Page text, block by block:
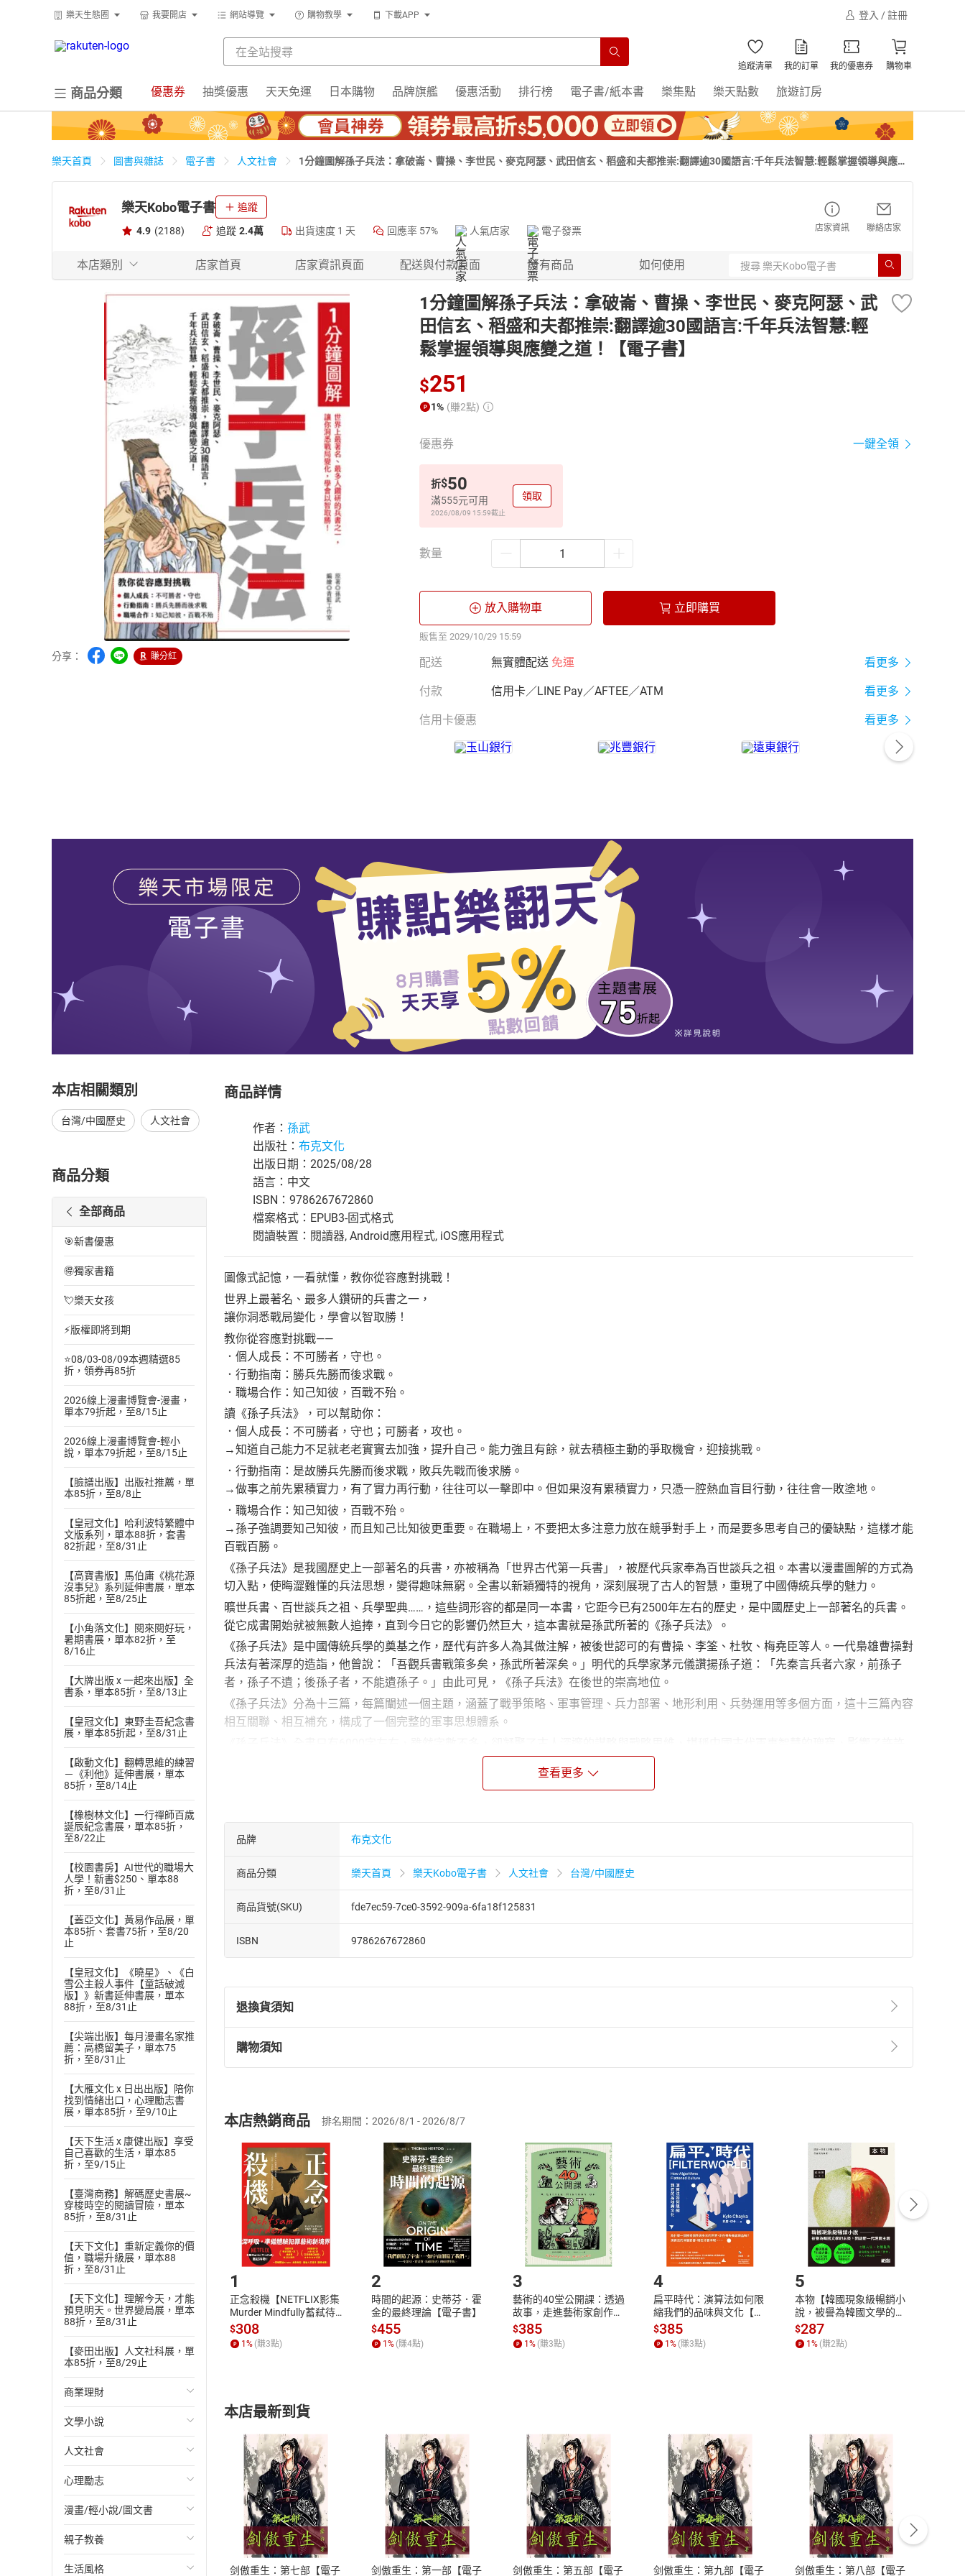
樂天生態圈 我要開店 網站導覽 購物教學 下載APP 登入 / 註冊
追蹤清單 我的訂單 我的優惠券 購物車
商品分類 優惠券 抽獎優惠 天天免運 日本購物 品牌旗艦 優惠活動 排行榜 電子書/紙本書 樂集點 樂天點數 旅遊訂房
樂天首頁 圖書與雜誌 電子書 人文社會
1分鐘圖解孫子兵法：拿破崙、曹操、李世民、麥克阿瑟、武田信玄、稻盛和夫都推崇:翻譯逾30國語言:千年兵法智慧:輕鬆掌握領導與應變
樂天Kobo電子書 追蹤
4.9 (2188) 追蹤 2.4萬 出貨速度 1 天 回應率 57% 人氣店家 電子發票 店家資訊 聯絡店家
本店類別 店家首頁 店家資訊頁面 配送與付款頁面 所有商品 如何使用
分享： 賺分紅
1分鐘圖解孫子兵法：拿破崙、曹操、李世民、麥克阿瑟、武
田信玄、稻盛和夫都推崇:翻譯逾30國語言:千年兵法智慧:輕
鬆掌握領導與應變之道！【電子書】
$251
1% (賺2點)
優惠券 一鍵全領
折$50
滿555元可用
2026/08/09 15:59截止
領取
數量
放入購物車 立即購買
販售至 2029/10/29 15:59
配送 無實體配送 免運 看更多
付款 信用卡／LINE Pay／AFTEE／ATM 看更多
信用卡優惠 看更多
本店相關類別
台灣/中國歷史 人文社會
商品分類
全部商品
🎯新書優惠
🉐獨家書籍
💘樂天女孩
⚡版權即將到期
⭐08/03-08/09本週精選85
折，領券再85折
2026線上漫畫博覽會-漫畫，
單本79折起，至8/15止
2026線上漫畫博覽會-輕小
說，單本79折起，至8/15止
【臉譜出版】出版社推薦，單
本85折，至8/8止
【皇冠文化】哈利波特繁體中
文版系列，單本88折，套書
82折起，至8/31止
【高寶書版】馬伯庸《桃花源
沒事兒》系列延伸書展，單本
85折起，至8/25止
【小角落文化】閱來閱好玩，
暑期書展，單本82折，至
8/16止
【大牌出版 x 一起來出版】全
書系，單本85折，至8/13止
【皇冠文化】東野圭吾紀念書
展，單本85折起，至8/31止
【啟動文化】翻轉思維的練習
－《利他》延伸書展，單本
85折，至8/14止
【橡樹林文化】一行禪師百歲
誕辰紀念書展，單本85折，
至8/22止
【校園書房】AI世代的職場大
人學！新書$250、單本88
折，至8/31止
【蓋亞文化】黃易作品展，單
本85折、套書75折，至8/20
止
【皇冠文化】《曉星》、《白
雪公主殺人事件【童話破滅
版】》新書延伸書展，單本
88折，至8/31止
【尖端出版】每月漫畫名家推
薦：高橋留美子，單本75
折，至8/31止
【大雁文化 x 日出出版】陪你
找到情緒出口，心理勵志書
展，單本85折，至9/10止
【天下生活 x 康健出版】享受
自己喜歡的生活，單本85
折，至9/15止
【臺灣商務】解碼歷史書展~
穿梭時空的閱讀冒險，單本
85折，至8/31止
【天下文化】重新定義你的價
值，職場升級展，單本88
折，至8/31止
【天下文化】理解今天，才能
預見明天。世界變局展，單本
88折，至8/31止
【麥田出版】人文社科展，單
本85折，至8/29止
商業理財
投資理財
經濟/趨勢
財務/金融
管理/領導
職場工作術
成功法
文學小說
歐美文學
日本文學
韓國文學
華文文學
經典文學
人文社會
國際關係
政治
社會科學
台灣/中國歷史
心理勵志
心靈成長/情緒
人際關係
兩性關係
漫畫/輕小說/圖文書
輕小說
奇幻/科幻
親子教養
教育現場
生活風格
商品詳情
作者： 孫武
出版社： 布克文化
出版日期：2025/08/28
語言：中文
ISBN：9786267672860
檔案格式：EPUB3-固式格式
閱讀裝置：閱讀器, Android應用程式, iOS應用程式
圖像式記憶，一看就懂，教你從容應對挑戰！
世界上最著名、最多人鑽研的兵書之一，
讓你洞悉戰局變化，學會以智取勝！
教你從容應對挑戰——
．個人成長：不可勝者，守也。
．行動指南：勝兵先勝而後求戰。
．職場合作：知己知彼，百戰不殆。
讀《孫子兵法》，可以幫助你：
．個人成長：不可勝者，守也；可勝者，攻也。
→知道自己能力不足就老老實實去加強，提升自己。能力強且有餘，就去積極主動的爭取機會，迎接挑戰。
．行動指南：是故勝兵先勝而後求戰，敗兵先戰而後求勝。
→做事之前先累積實力，有了實力再行動，往往可以一擊即中。但如果沒有累積實力，只憑一腔熱血盲目行動，往往會一敗塗地。
．職場合作：知己知彼，百戰不殆。
→孫子強調要知己知彼，而且知己比知彼更重要。在職場上，不要把太多注意力放在競爭對手上，而是要多思考自己的優缺點，這樣才能
百戰百勝。
《孫子兵法》是我國歷史上一部著名的兵書，亦被稱為「世界古代第一兵書」，被歷代兵家奉為百世談兵之祖。本書以漫畫圖解的方式為
切入點，使晦澀難懂的兵法思想，變得趣味無窮。全書以新穎獨特的視角，深刻展現了古人的智慧，重現了中國傳統兵學的魅力。
曠世兵書、百世談兵之祖、兵學聖典……，這些詞形容的都是同一本書，它距今已有2500年左右的歷史，是中國歷史上一部著名的兵書。
從它成書開始就被無數人追捧，直到今日它的影響仍然巨大，這本書就是孫武所著的《孫子兵法》。
《孫子兵法》是中國傳統兵學的奠基之作，歷代有許多人為其做注解，被後世認可的有曹操、李筌、杜牧、梅堯臣等人。一代梟雄曹操對
兵法有著深厚的造詣，他曾說：「吾觀兵書戰策多矣，孫武所著深矣。」明代的兵學家茅元儀讚揚孫子道：「先秦言兵者六家，前孫子
者，孫子不遺；後孫子者，不能遺孫子。」由此可見，《孫子兵法》在後世的崇高地位。
《孫子兵法》分為十三篇，每篇闡述一個主題，涵蓋了戰爭策略、軍事管理、兵力部署、地形利用、兵勢運用等多個方面，這十三篇內容
相互關聯、相互補充，構成了一個完整的軍事思想體系。
多多古今中外的軍事家。但它不僅僅是一部軍事策略的經典之作，也對現代社會的各個領域都有著重要的啟示和指導意義，如哲學、心
理、政治、外交、經營、管理等方面，為現代人提供了寶貴的思維方式和應對策略。在現代社會中，無論是商業競爭、人際交往還是個人
在當今社會，雖然戰爭的形式和手段已經發生了翻天覆地的變化，但《孫子兵法》中的智慧依然具有重要的現實意義。它教會人們如何在
覆雜多變的局勢中保持冷靜和清醒，如何在困境中尋求突破和轉機。我們可以從《孫子兵法》中汲取智慧，將其應用於生活和工作之中，
為我們的未來發展提供有益的啟示。
子兵法》為藍本，策劃了這本，全書以新穎有趣的視角開啟，在本書中，文字不再枯燥，而是通俗易懂的；讀者讀起來也不會煩躁，因為
本書將古典名著《孫子兵法》的精髓以漫畫的形式展現出來，打破了傳統閱讀方式的束縛，為現代人提供了一種更為輕鬆、有趣的學習體
懂，一讀便愛。
我們充分考慮現代讀者的閱讀習慣和審美需求，將覆雜深奧的兵法原理轉化為通俗易懂的漫畫語言。每一幅畫都經過精心設計和繪製，力
求在視覺上給讀者帶來愉悅感，使得整本書充滿了趣味性和可讀性。它不僅是一本值得一讀的兵法寶典，更是一本能夠啟迪心智、指引人
生的智慧之書。
查看更多
品牌 布克文化
商品分類 樂天首頁 樂天Kobo電子書 人文社會 台灣/中國歷史
商品貨號(SKU) fde7ec59-7ce0-3592-909a-6fa18f125831
ISBN 9786267672860
退換貨須知
退換貨規定：
(一)依消費者保護法第19條第1項後段暨通訊交易解除權合理例外情事適用準則第2條第5款之規定，「非以有形媒介提供之數位
(二)消費者訂購本店鋪之商品即代表知悉本店鋪所銷售之商品為電子書，屬非以有形媒介提供之數位內容，消費者同意若訂購後
且已下載/存取電子書，不得請求退貨退款。
退貨方式：您欲取消訂單或辦理退貨時，請登入樂天市場，並於「我的訂單」中點選「瀏覽訂單明細」
「申請取消訂單 /退
貨」，本店鋪將依您的申請進行審核，待審核通過後將為您辦理退款事宜。
請注意，樂天市場須以整筆訂單為單位進行取消/退貨，恕無法以單支商品取消/退貨。
購物須知
挑選商品
Choose
放入購物車
Shopping cart
登入帳號
Login
付款方式
Payment
完成
Complete
購書後，如何開始使用？
Step1.選擇閱讀載具 Step2.登入帳號，下載書籍後看書
付款方式
ATM轉帳、信用卡、LINE PAY、AFTEE
退換貨規範
本店是否提供消費者保護法七日猶豫期
之權利，遽消費者保護法及通訊交易解
客服資訊
服務時間：週一到週五 10:00-12:00、
13:00-17:00 (國定假日及例假日休息)
本店熱銷商品 排名期間：2026/8/1 - 2026/8/7
1
正念殺機【NETFLIX影集
Murder Mindfully蓄弒待
發】【電子書】
$308
1 % (賺3點)
2
時間的起源：史蒂芬．霍
金的最終理論【電子書】
$455
1 % (賺4點)
3
藝術的40堂公開課：透過
故事，走進藝術家創作現
場，看藝術如何誕生、如
何形塑人類生活【電子
書】
$385
1 % (賺3點)
4
扁平時代：演算法如何限
縮我們的品味與文化【電
子書】
$385
1% (賺3點)
5
本物【韓國現象級暢銷小
說，被譽為韓國文學的未
來】【電子書】
$287
1% (賺2點)
本店最新到貨
剑傲重生：第七部【電子 剑傲重生：第一部【電子 剑傲重生：第五部【電子 剑傲重生：第九部【電子 剑傲重生：第八部【電子